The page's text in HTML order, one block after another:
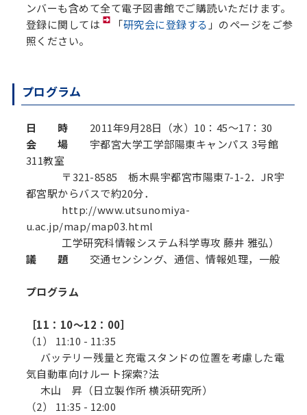
ンバーも含めて全て電子図書館でご購読いただけます。
登録に関しては
「研究会に登録する 」のページをご参
照ください。
プログラム
日 時 2011年9月28日（水）10：45～17：30
会 場 宇都宮大学工学部陽東キャンパス 3号館
311教室
〒321-8585 栃木県宇都宮市陽東7-1-2．JR宇
都宮駅からバスで約20分．
http://www.utsunomiya-
u.ac.jp/map/map03.html
工学研究科情報システム科学専攻 藤井 雅弘）
議 題 交通センシング、通信、情報処理，一般
プログラム
［11：10～12：00］
（1） 11:10 - 11:35
バッテリー残量と充電スタンドの位置を考慮した電
気自動車向けルート探索?法
木山 昇（日立製作所 横浜研究所）
（2） 11:35 - 12:00